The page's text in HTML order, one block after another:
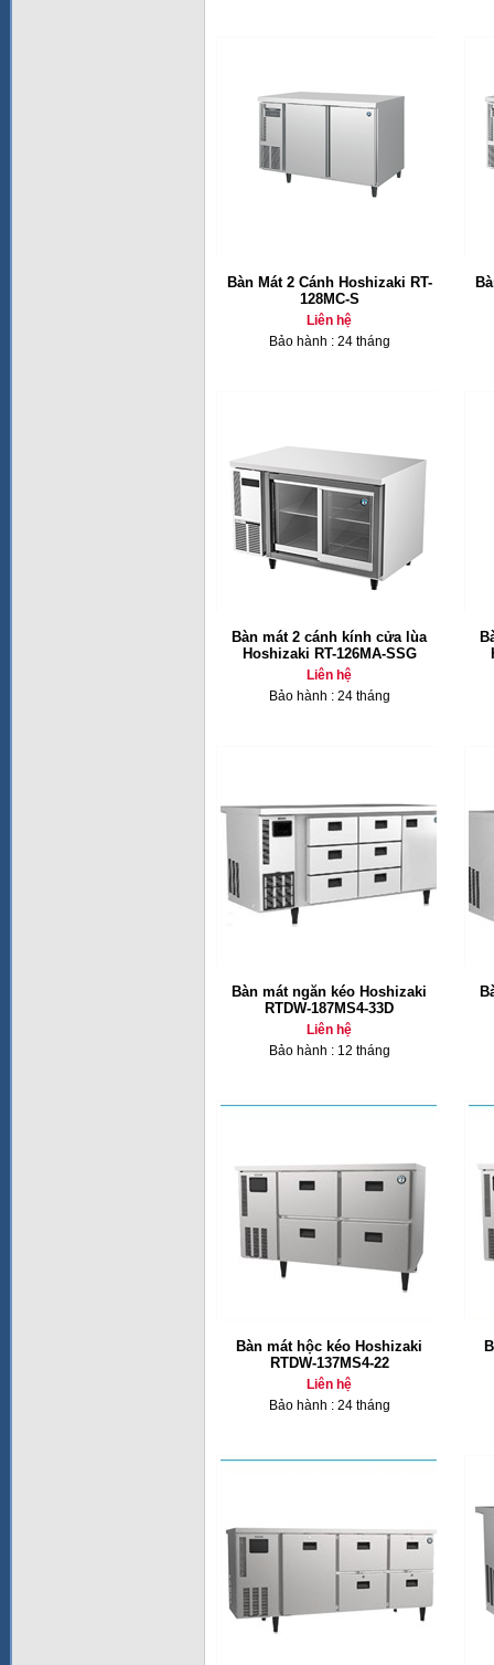
Bàn Mát 2 Cánh Hoshizaki RT-
128MC-S
Liên hệ
Bảo hành : 24 tháng
Bàn mát 2 cánh kính cửa lùa
Hoshizaki RT-126MA-SSG
Liên hệ
Bảo hành : 24 tháng
Bàn mát ngăn kéo Hoshizaki
RTDW-187MS4-33D
Liên hệ
Bảo hành : 12 tháng
Bàn mát hộc kéo Hoshizaki
RTDW-137MS4-22
Liên hệ
Bảo hành : 24 tháng